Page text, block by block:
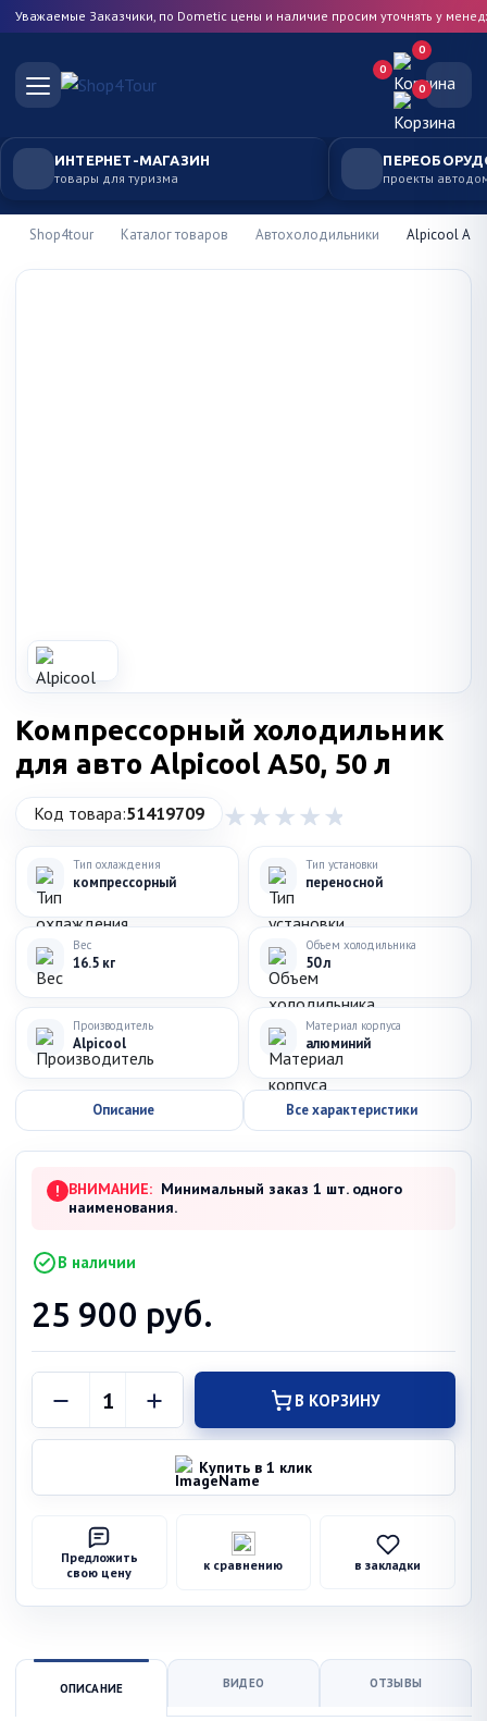
Уважаемые Заказчики, по Dometic цены и наличие просим уточнять у
0
0
0
ИНТЕРНЕТ-МАГАЗИН
товары для туризма проекты
Shop4tour Каталог товаров Автохолодильники Alpicool A50
Компрессорный холодильник
для авто Alpicool A50, 50 л
Код товара:51419709
Тип охлаждения
компрессорный
Тип установки
переносной
Вес
16.5 кг
Объем холодильника
50 л
Производитель
Alpicool
Материал корпуса
алюминий
Описание Все характеристики
! ВНИМАНИЕ: Минимальный заказ 1 шт. одного
наименования.
В наличии
25 900 руб.
В КОРЗИНУ
Купить в 1 клик
Предложить
свою цену
к сравнению в закладки
ОПИСАНИЕ ВИДЕО ОТЗЫВЫ